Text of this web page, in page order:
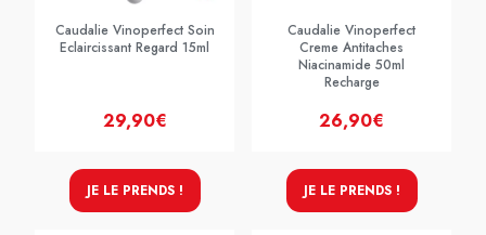
Caudalie Vinoperfect Soin
Eclaircissant Regard 15ml
29,90€
JE LE PRENDS !
Caudalie Vinoperfect
Creme Antitaches
Niacinamide 50ml
Recharge
26,90€
JE LE PRENDS !